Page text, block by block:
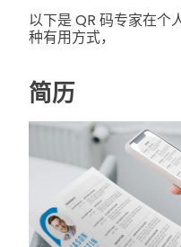
以下是 QR 码专家在个
种有用方式，
简历